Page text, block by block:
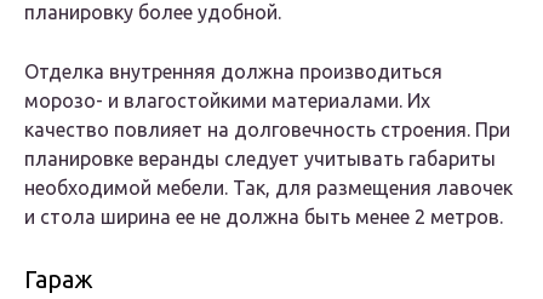
планировку более удобной.
Отделка внутренняя должна производиться
морозо- и влагостойкими материалами. Их
качество повлияет на долговечность строения. При
планировке веранды следует учитывать габариты
необходимой мебели. Так, для размещения лавочек
и стола ширина ее не должна быть менее 2 метров.
Гараж